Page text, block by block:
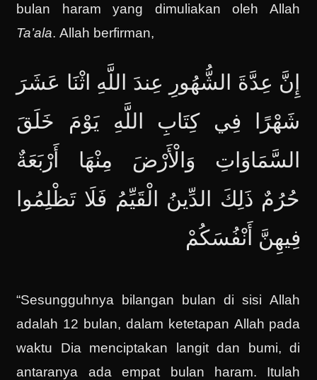
bulan haram yang dimuliakan oleh Allah
Ta’ala. Allah berfirman,
إِنَّ عِدَّةَ الشُّهُورِ عِندَ اللَّهِ اثْنَا عَشَرَ
شَهْرًا فِي كِتَابِ اللَّهِ يَوْمَ خَلَقَ
السَّمَاوَاتِ وَالْأَرْضَ مِنْهَا أَرْبَعَةٌ
حُرُمٌ ذَلِكَ الدِّينُ الْقَيِّمُ فَلَا تَظْلِمُوا
فِيهِنَّ أَنْفُسَكُمْ
“Sesungguhnya bilangan bulan di sisi Allah
adalah 12 bulan, dalam ketetapan Allah pada
waktu Dia menciptakan langit dan bumi, di
antaranya ada empat bulan haram. Itulah